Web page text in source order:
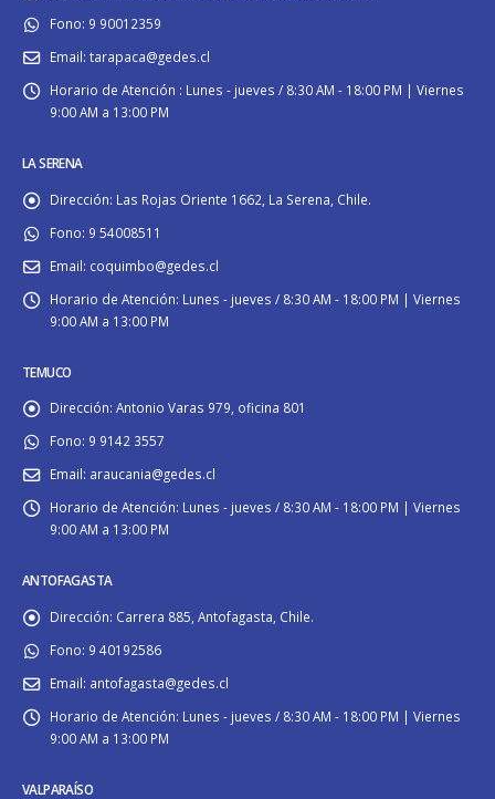
Fono: 9 90012359
Email: tarapaca@gedes.cl
Horario de Atención : Lunes - jueves / 8:30 AM - 18:00 PM | Viernes
9:00 AM a 13:00 PM
LA SERENA
Dirección: Las Rojas Oriente 1662, La Serena, Chile.
Fono: 9 54008511
Email: coquimbo@gedes.cl
Horario de Atención: Lunes - jueves / 8:30 AM - 18:00 PM | Viernes
9:00 AM a 13:00 PM
TEMUCO
Dirección: Antonio Varas 979, oficina 801
Fono: 9 9142 3557
Email: araucania@gedes.cl
Horario de Atención: Lunes - jueves / 8:30 AM - 18:00 PM | Viernes
9:00 AM a 13:00 PM
ANTOFAGASTA
Dirección: Carrera 885, Antofagasta, Chile.
Fono: 9 40192586
Email: antofagasta@gedes.cl
Horario de Atención: Lunes - jueves / 8:30 AM - 18:00 PM | Viernes
9:00 AM a 13:00 PM
VALPARAÍSO